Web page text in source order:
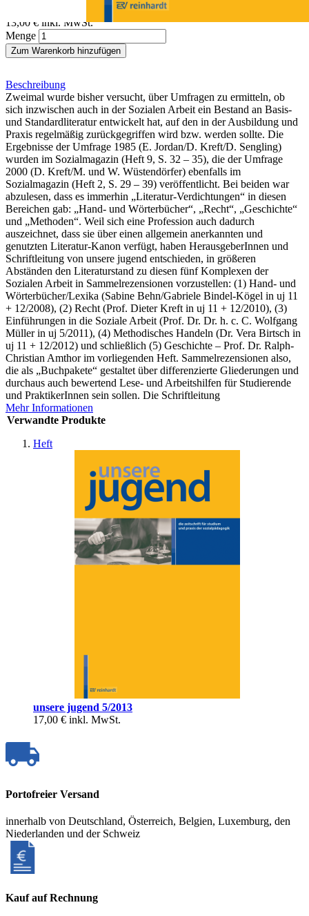
13,00 € inkl. MwSt.
Menge
Zum Warenkorb hinzufügen
Beschreibung
Zweimal wurde bisher versucht, über Umfragen zu ermitteln, ob
sich inzwischen auch in der Sozialen Arbeit ein Bestand an Basis-
und Standardliteratur entwickelt hat, auf den in der Ausbildung und
Praxis regelmäßig zurückgegriffen wird bzw. werden sollte. Die
Ergebnisse der Umfrage 1985 (E. Jordan/D. Kreft/D. Sengling)
wurden im Sozialmagazin (Heft 9, S. 32 – 35), die der Umfrage
2000 (D. Kreft/M. und W. Wüstendörfer) ebenfalls im
Sozialmagazin (Heft 2, S. 29 – 39) veröffentlicht. Bei beiden war
abzulesen, dass es immerhin „Literatur-Verdichtungen“ in diesen
Bereichen gab: „Hand- und Wörterbücher“, „Recht“, „Geschichte“
und „Methoden“. Weil sich eine Profession auch dadurch
auszeichnet, dass sie über einen allgemein anerkannten und
genutzten Literatur-Kanon verfügt, haben HerausgeberInnen und
Schriftleitung von unsere jugend entschieden, in größeren
Abständen den Literaturstand zu diesen fünf Komplexen der
Sozialen Arbeit in Sammelrezensionen vorzustellen: (1) Hand- und
Wörterbücher/Lexika (Sabine Behn/Gabriele Bindel-Kögel in uj 11
+ 12/2008), (2) Recht (Prof. Dieter Kreft in uj 11 + 12/2010), (3)
Einführungen in die Soziale Arbeit (Prof. Dr. Dr. h. c. C. Wolfgang
Müller in uj 5/2011), (4) Methodisches Handeln (Dr. Vera Birtsch in
uj 11 + 12/2012) und schließlich (5) Geschichte – Prof. Dr. Ralph-
Christian Amthor im vorliegenden Heft. Sammelrezensionen also,
die als „Buchpakete“ gestaltet über differenzierte Gliederungen und
durchaus auch bewertend Lese- und Arbeitshilfen für Studierende
und PraktikerInnen sein sollen. Die Schriftleitung
Mehr Informationen
Verwandte Produkte
Heft
unsere jugend 5/2013
17,00 € inkl. MwSt.
Portofreier Versand
innerhalb von Deutschland, Österreich, Belgien, Luxemburg, den
Niederlanden und der Schweiz
Kauf auf Rechnung